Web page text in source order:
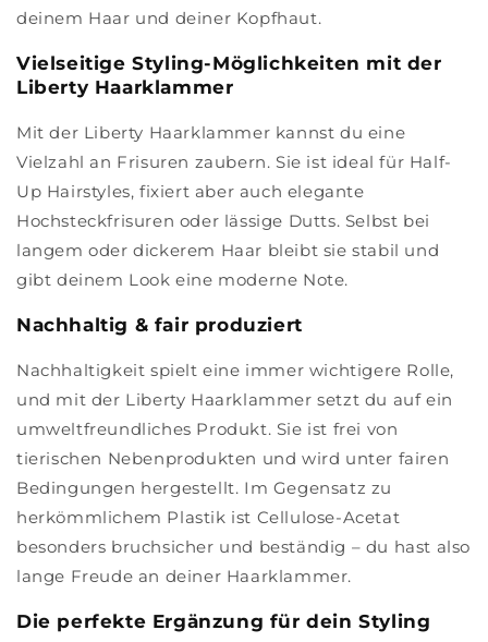
deinem Haar und deiner Kopfhaut.
Vielseitige Styling-Möglichkeiten mit der
Liberty Haarklammer
Mit der Liberty Haarklammer kannst du eine
Vielzahl an Frisuren zaubern. Sie ist ideal für Half-
Up Hairstyles, fixiert aber auch elegante
Hochsteckfrisuren oder lässige Dutts. Selbst bei
langem oder dickerem Haar bleibt sie stabil und
gibt deinem Look eine moderne Note.
Nachhaltig & fair produziert
Nachhaltigkeit spielt eine immer wichtigere Rolle,
und mit der Liberty Haarklammer setzt du auf ein
umweltfreundliches Produkt. Sie ist frei von
tierischen Nebenprodukten und wird unter fairen
Bedingungen hergestellt. Im Gegensatz zu
herkömmlichem Plastik ist Cellulose-Acetat
besonders bruchsicher und beständig – du hast also
lange Freude an deiner Haarklammer.
Die perfekte Ergänzung für dein Styling